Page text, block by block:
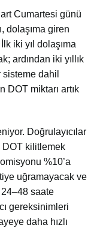
Cumartesi günü
dolaşıma giren
iki yıl dolaşıma
ardından iki yıllık
dahil
miktarı artık
Doğrulayıcılar
DOT kilitlemek
%10’a
uğramayacak ve
saate
gereksinimleri
daha hızlı